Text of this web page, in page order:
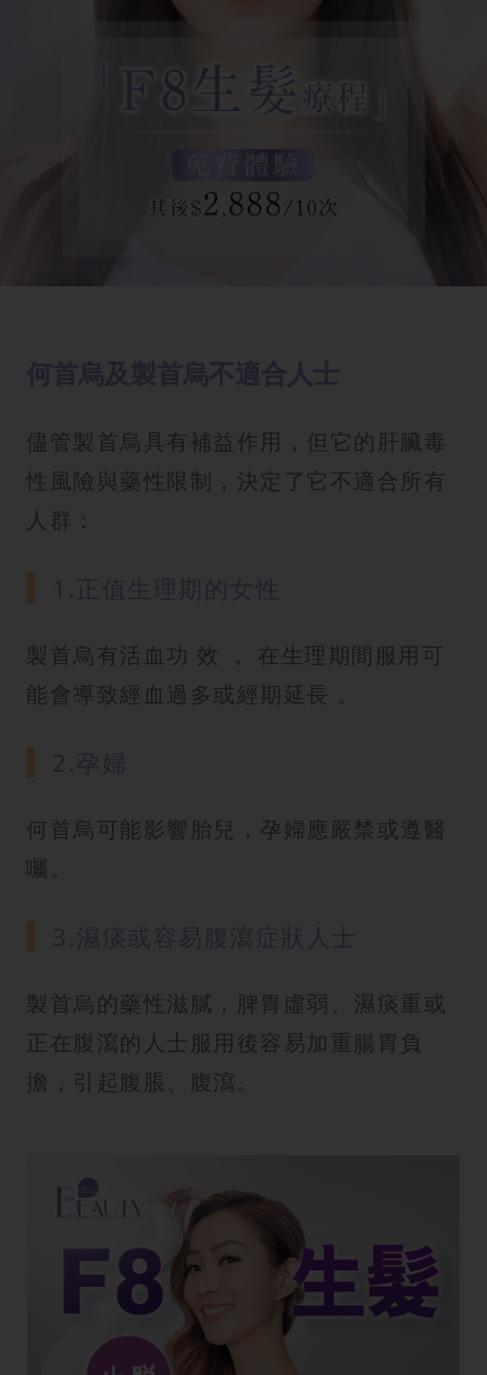
儘管製首烏具有補益作用，但它的肝臟毒
性風險與藥性限制，決定了它不適合所有
人群：
製首烏有活血功 效 ， 在生理期間服用可
能會導致經血過多或經期延長 。
何首烏可能影響胎兒，孕婦應嚴禁或遵醫
囑。
製首烏的藥性滋膩，脾胃虛弱、濕痰重或
正在腹瀉的人士服用後容易加重腸胃負
擔，引起腹脹、腹瀉。